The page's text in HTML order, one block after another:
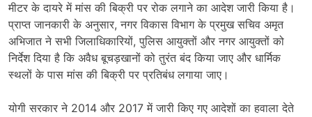
मीटर के दायरे में मांस की बिक्री पर रोक लगाने का आदेश जारी किया है।
प्राप्त जानकारी के अनुसार, नगर विकास विभाग के प्रमुख सचिव अमृत
अभिजात ने सभी जिलाधिकारियों, पुलिस आयुक्तों और नगर आयुक्तों को
निर्देश दिया है कि अवैध बूचड़खानों को तुरंत बंद किया जाए और धार्मिक
स्थलों के पास मांस की बिक्री पर प्रतिबंध लगाया जाए।
योगी सरकार ने 2014 और 2017 में जारी किए गए आदेशों का हवाला देते